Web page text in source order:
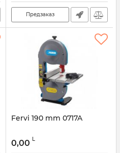
Предзаказ
Fervi 190 mm 0717A
0,00 L